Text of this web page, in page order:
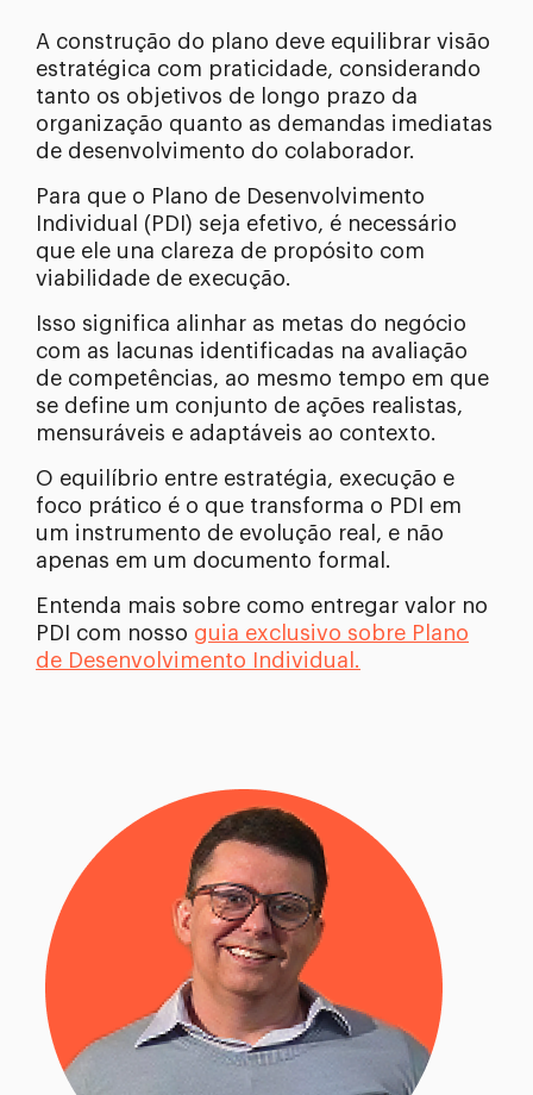
A construção do plano deve equilibrar visão
estratégica com praticidade, considerando
tanto os objetivos de longo prazo da
organização quanto as demandas imediatas
de desenvolvimento do colaborador.
Para que o Plano de Desenvolvimento
Individual (PDI) seja efetivo, é necessário
que ele una clareza de propósito com
viabilidade de execução.
Isso significa alinhar as metas do negócio
com as lacunas identificadas na avaliação
de competências, ao mesmo tempo em que
se define um conjunto de ações realistas,
mensuráveis e adaptáveis ao contexto.
O equilíbrio entre estratégia, execução e
foco prático é o que transforma o PDI em
um instrumento de evolução real, e não
apenas em um documento formal.
Entenda mais sobre como entregar valor no
PDI com nosso guia exclusivo sobre Plano
de Desenvolvimento Individual.